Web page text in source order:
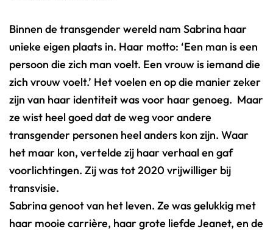
Binnen de transgender wereld nam Sabrina haar
unieke eigen plaats in. Haar motto: ‘Een man is een
persoon die zich man voelt. Een vrouw is iemand die
zich vrouw voelt.’ Het voelen en op die manier zeker
zijn van haar identiteit was voor haar genoeg. Maar
ze wist heel goed dat de weg voor andere
transgender personen heel anders kon zijn. Waar
het maar kon, vertelde zij haar verhaal en gaf
voorlichtingen. Zij was tot 2020 vrijwilliger bij
transvisie.
Sabrina genoot van het leven. Ze was gelukkig met
haar mooie carrière, haar grote liefde Jeanet, en de